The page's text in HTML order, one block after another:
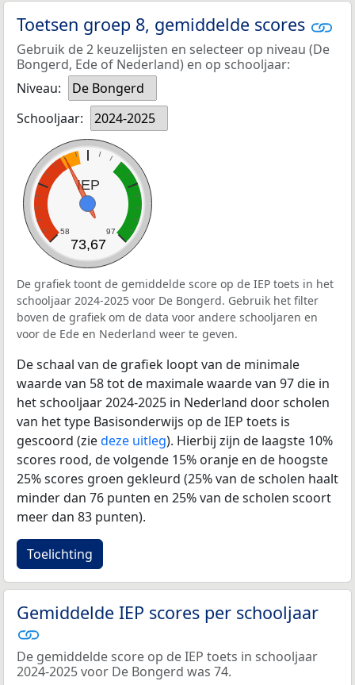
Toetsen groep 8, gemiddelde scores
Gebruik de 2 keuzelijsten en selecteer op niveau (De
Bongerd, Ede of Nederland) en op schooljaar:
Niveau:
De Bongerd
Schooljaar:
2024-2025
IEP
58 97
73,67
De grafiek toont de gemiddelde score op de IEP toets in het
schooljaar 2024-2025 voor De Bongerd. Gebruik het filter
boven de grafiek om de data voor andere schooljaren en
voor de Ede en Nederland weer te geven.
De schaal van de grafiek loopt van de minimale
waarde van 58 tot de maximale waarde van 97 die in
het schooljaar 2024-2025 in Nederland door scholen
van het type Basisonderwijs op de IEP toets is
gescoord (ziedeze uitleg). Hierbij zijn de laagste 10%
scores rood, de volgende 15% oranje en de hoogste
25% scores groen gekleurd (25% van de scholen haalt
minder dan 76 punten en 25% van de scholen scoort
meer dan 83 punten).
Toelichting
Gemiddelde IEP scores per schooljaar
De gemiddelde score op de IEP toets in schooljaar
2024-2025 voor De Bongerd was 74.